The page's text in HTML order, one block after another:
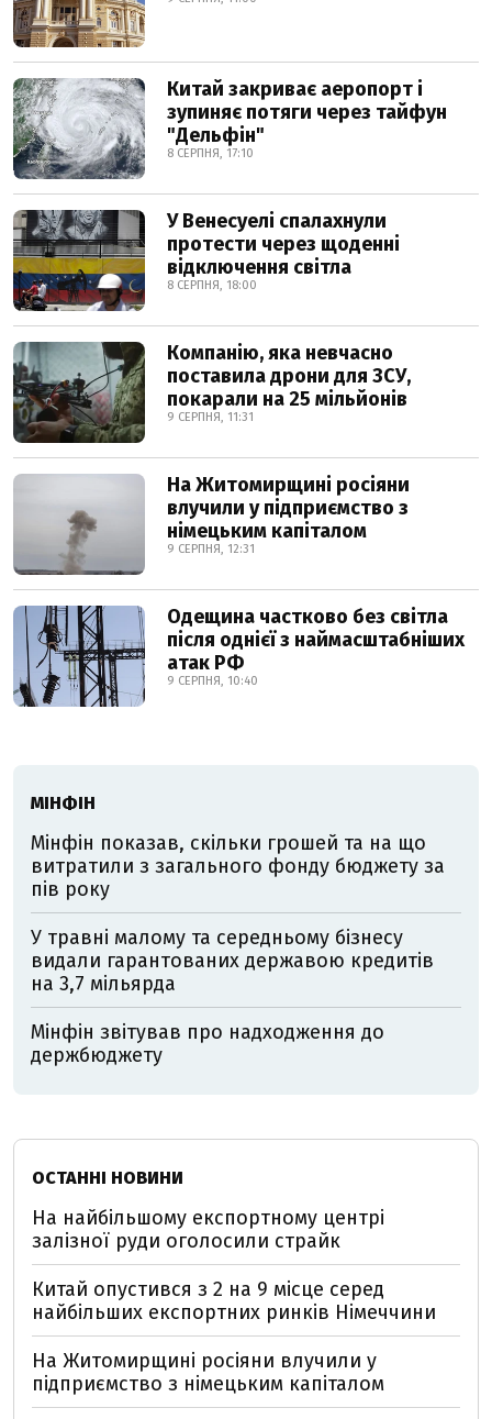
Китай закриває аеропорт і
зупиняє потяги через тайфун
"Дельфін"
8 СЕРПНЯ, 17:10
У Венесуелі спалахнули
протести через щоденні
відключення світла
8 СЕРПНЯ, 18:00
Компанію, яка невчасно
поставила дрони для ЗСУ,
покарали на 25 мільйонів
9 СЕРПНЯ, 11:31
На Житомирщині росіяни
влучили у підприємство з
німецьким капіталом
9 СЕРПНЯ, 12:31
Одещина частково без світла
після однієї з наймасштабніших
атак РФ
9 СЕРПНЯ, 10:40
МІНФІН
Мінфін показав, скільки грошей та на що
витратили з загального фонду бюджету за
пів року
У травні малому та середньому бізнесу
видали гарантованих державою кредитів
на 3,7 мільярда
Мінфін звітував про надходження до
держбюджету
ОСТАННІ НОВИНИ
На найбільшому експортному центрі
залізної руди оголосили страйк
Китай опустився з 2 на 9 місце серед
найбільших експортних ринків Німеччини
На Житомирщині росіяни влучили у
підприємство з німецьким капіталом